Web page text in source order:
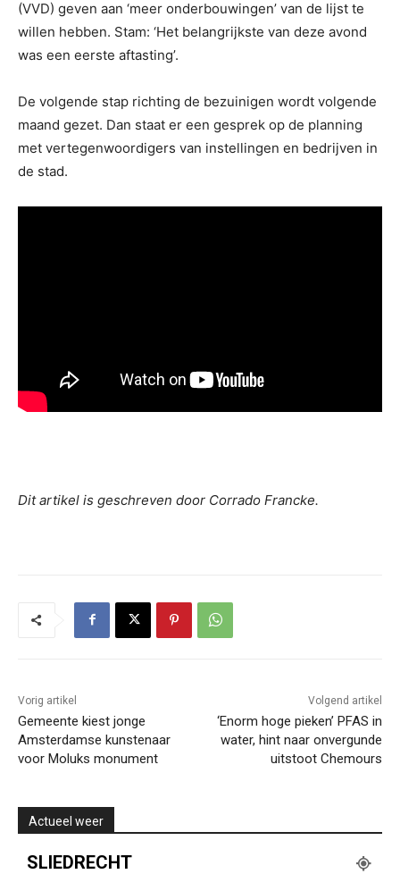
(VVD) geven aan ‘meer onderbouwingen’ van de lijst te
willen hebben. Stam: ‘Het belangrijkste van deze avond
was een eerste aftasting’.
De volgende stap richting de bezuinigen wordt volgende
maand gezet. Dan staat er een gesprek op de planning
met vertegenwoordigers van instellingen en bedrijven in
de stad.
Dit artikel is geschreven door Corrado Francke.
Vorig artikel
Gemeente kiest jonge
Amsterdamse kunstenaar
voor Moluks monument
Volgend artikel
‘Enorm hoge pieken’ PFAS in
water, hint naar onvergunde
uitstoot Chemours
Actueel weer
SLIEDRECHT